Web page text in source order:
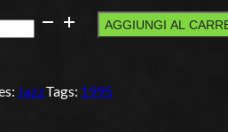
AGGIUNGI AL
JazzTags: 1995